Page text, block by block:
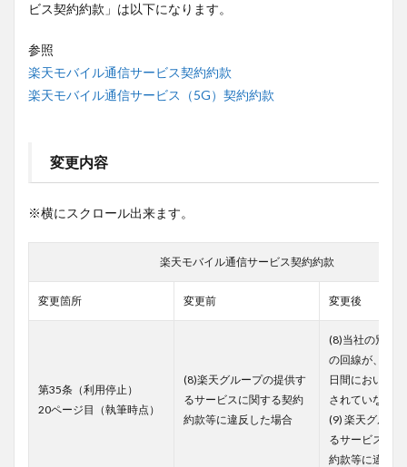
ビス契約約款」は以下になります。
参照
楽天モバイル通信サービス契約約款
楽天モバイル通信サービス（5G）契約約款
変更内容
※横にスクロール出来ます。
楽天モバイル通信サービス契約約款
変更箇所 変更前 変更後
第35条（利用停止）
20ページ目（執筆時点）
(8)楽天グループの提供す
るサービスに関する契約
約款等に違反した場合
(8)当社の別途
の回線が、連
日間において
されていない
(9) 楽天グルー
るサービスに
約款等に違反